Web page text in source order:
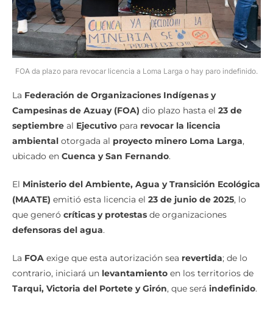
FOA da plazo para revocar licencia a Loma Larga o hay paro indefinido.
La Federación de Organizaciones Indígenas y
Campesinas de Azuay (FOA) dio plazo hasta el 23 de
septiembre al Ejecutivo para revocar la licencia
ambiental otorgada al proyecto minero Loma Larga,
ubicado en Cuenca y San Fernando.
El Ministerio del Ambiente, Agua y Transición Ecológica
(MAATE) emitió esta licencia el 23 de junio de 2025, lo
que generó críticas y protestas de organizaciones
defensoras del agua.
La FOA exige que esta autorización sea revertida; de lo
contrario, iniciará un levantamiento en los territorios de
Tarqui, Victoria del Portete y Girón, que será indefinido.